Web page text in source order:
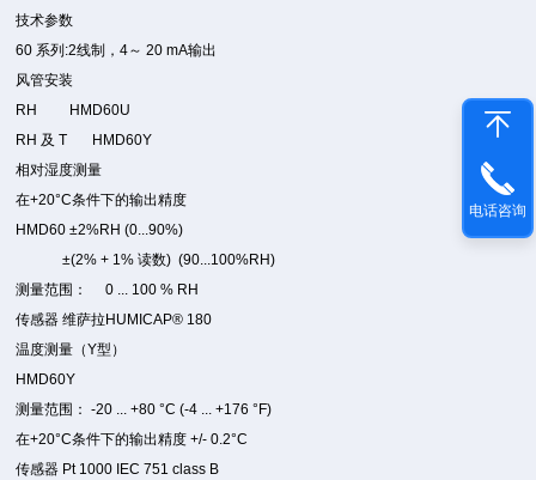
技术参数
60 系列:2线制，4～ 20 mA输出
风管安装
RH HMD60U
RH 及 T HMD60Y
相对湿度测量
在+20°C条件下的输出精度
HMD60 ±2%RH (0...90%)
±(2% + 1% 读数) (90...100%RH)
测量范围： 0 ... 100 % RH
传感器 维萨拉HUMICAP® 180
温度测量（Y型）
HMD60Y
测量范围： -20 ... +80 °C (-4 ... +176 °F)
在+20°C条件下的输出精度 +/- 0.2°C
传感器 Pt 1000 IEC 751 class B
电话咨询